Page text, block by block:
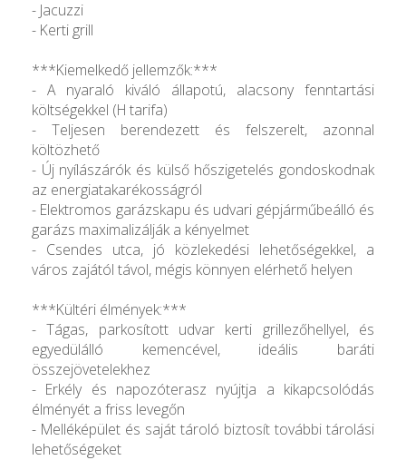
- Jacuzzi
- Kerti grill
***Kiemelkedő jellemzők:***
- A nyaraló kiváló állapotú, alacsony fenntartási
költségekkel (H tarifa)
- Teljesen berendezett és felszerelt, azonnal
költözhető
- Új nyílászárók és külső hőszigetelés gondoskodnak
az energiatakarékosságról
- Elektromos garázskapu és udvari gépjárműbeálló és
garázs maximalizálják a kényelmet
- Csendes utca, jó közlekedési lehetőségekkel, a
város zajától távol, mégis könnyen elérhető helyen
***Kültéri élmények:***
- Tágas, parkosított udvar kerti grillezőhellyel, és
egyedülálló kemencével, ideális baráti
összejövetelekhez
- Erkély és napozóterasz nyújtja a kikapcsolódás
élményét a friss levegőn
- Melléképület és saját tároló biztosít további tárolási
lehetőségeket